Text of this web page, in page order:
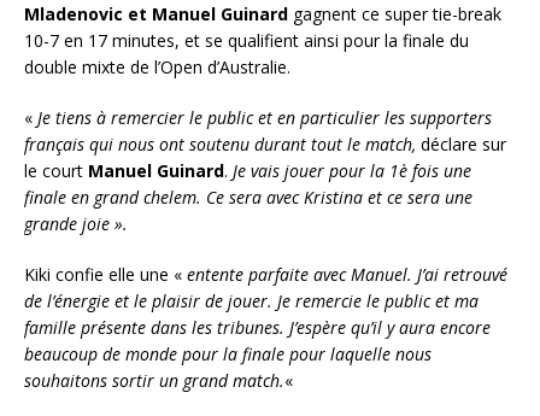
Mladenovic et Manuel Guinard gagnent ce super tie-break
10-7 en 17 minutes, et se qualifient ainsi pour la finale du
double mixte de l’Open d’Australie.
« Je tiens à remercier le public et en particulier les supporters
français qui nous ont soutenu durant tout le match, déclare sur
le court Manuel Guinard. Je vais jouer pour la 1è fois une
finale en grand chelem. Ce sera avec Kristina et ce sera une
grande joie ».
Kiki confie elle une « entente parfaite avec Manuel. J’ai retrouvé
de l’énergie et le plaisir de jouer. Je remercie le public et ma
famille présente dans les tribunes. J’espère qu’il y aura encore
beaucoup de monde pour la finale pour laquelle nous
souhaitons sortir un grand match.«